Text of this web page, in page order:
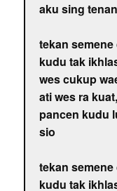
aku sing
tekan
kudu tak
wes cukup
ati wes ra
pancen kudu
sio
tekan
kudu tak